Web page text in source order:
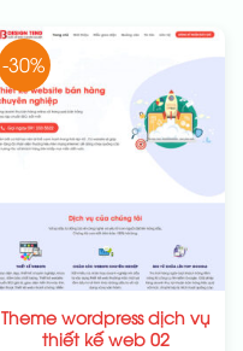
-30%
Theme wordpress dịch vụ
thiết kế web 02